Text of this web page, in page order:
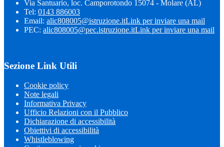
Via Santuario, loc. Camporotondo 15074 - Molare (AL)
Tel: 0143 886003
Email: alic808005@istruzione.itLink per inviare una mail
PEC: alic808005@pec.istruzione.itLink per inviare una mail
Sezione Link Utili
Cookie policy
Note legali
Informativa Privacy
Ufficio Relazioni con il Pubblico
Dichiarazione di accessibilità
Obiettivi di accessibilità
Whistleblowing